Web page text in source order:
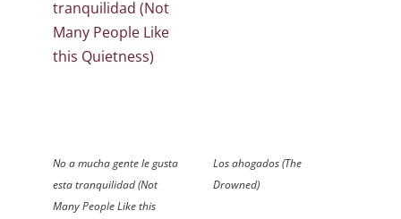
No a mucha gente le gusta
esta tranquilidad (Not
Many People Like this
Los ahogados (The
Drowned)